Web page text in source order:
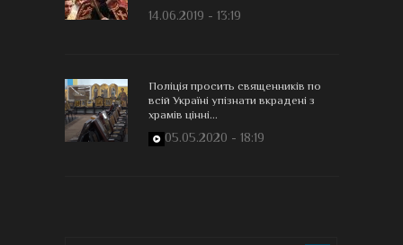
14.06.2019 - 13:19
Поліція просить священників по
всій Україні упізнати вкрадені з
храмів цінні...
05.05.2020 - 18:19